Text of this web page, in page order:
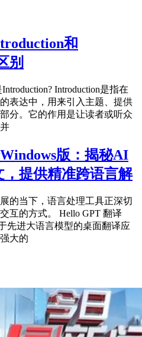
和
别
Introduction是指在
表达中，用来引入主题、提供
分。它的作用是让读者或听众
版：揭秘AI
提供精准跨语言解
的当下，语言处理工具正深切
互的方式。 Hello GPT 翻译
先进大语言模型的桌面翻译应
大的